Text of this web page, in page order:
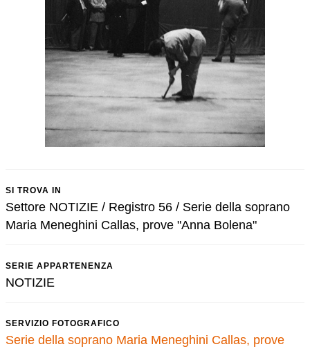
SI TROVA IN
Settore NOTIZIE / Registro 56 / Serie della soprano
Maria Meneghini Callas, prove "Anna Bolena"
SERIE APPARTENENZA
NOTIZIE
SERVIZIO FOTOGRAFICO
Serie della soprano Maria Meneghini Callas, prove